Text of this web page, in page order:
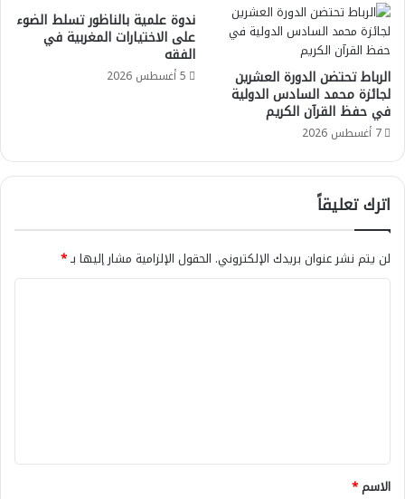
الرباط تحتضن الدورة العشرين
لجائزة محمد السادس الدولية
في حفظ القرآن الكريم
7 أغسطس 2026
ندوة علمية بالناظور تسلط الضوء
على الاختيارات المغربية في
الفقه
5 أغسطس 2026
اترك تعليقاً
لن يتم نشر عنوان بريدك الإلكتروني. الحقول الإلزامية مشار إليها بـ*
*
الاسم*